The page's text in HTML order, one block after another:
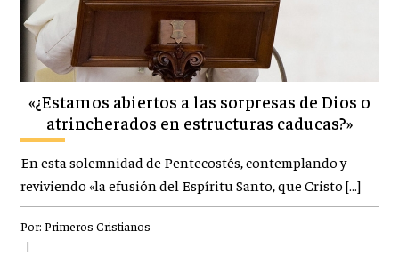
«¿Estamos abiertos a las sorpresas de Dios o
atrincherados en estructuras caducas?»
En esta solemnidad de Pentecostés, contemplando y
reviviendo «la efusión del Espíritu Santo, que Cristo […]
Por: Primeros Cristianos
|